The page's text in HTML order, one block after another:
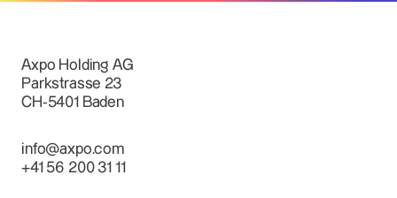
Axpo Holding AG
Parkstrasse 23
CH-5401 Baden
info@axpo.com
+41 56 200 31 11